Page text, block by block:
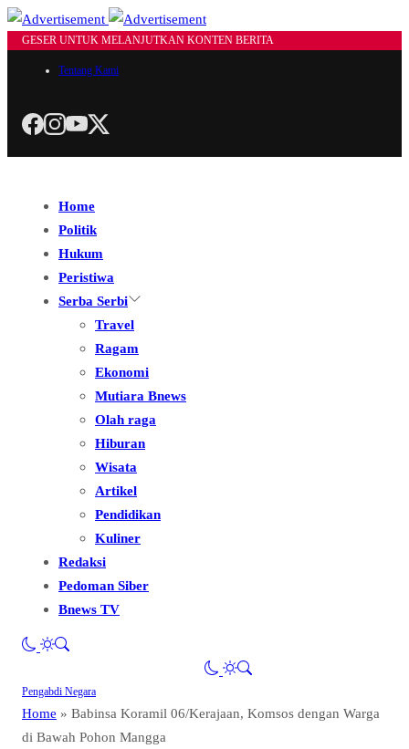
GESER UNTUK MELANJUTKAN KONTEN BERITA
Tentang Kami
Home
Politik
Hukum
Peristiwa
Serba Serbi
Travel
Ragam
Ekonomi
Mutiara Bnews
Olah raga
Hiburan
Wisata
Artikel
Pendidikan
Kuliner
Redaksi
Pedoman Siber
Bnews TV
Pengabdi Negara
Home » Babinsa Koramil 06/Kerajaan, Komsos dengan Warga
di Bawah Pohon Mangga